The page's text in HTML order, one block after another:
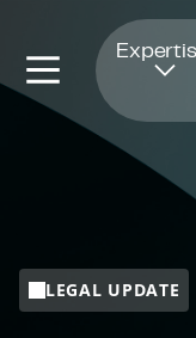
LEGAL UPDATE
Öffnet in einem